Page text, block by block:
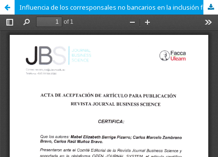
Influencia de los corresponsales no bancarios en la inclusión financiera de nuevos usuarios periodo 2023